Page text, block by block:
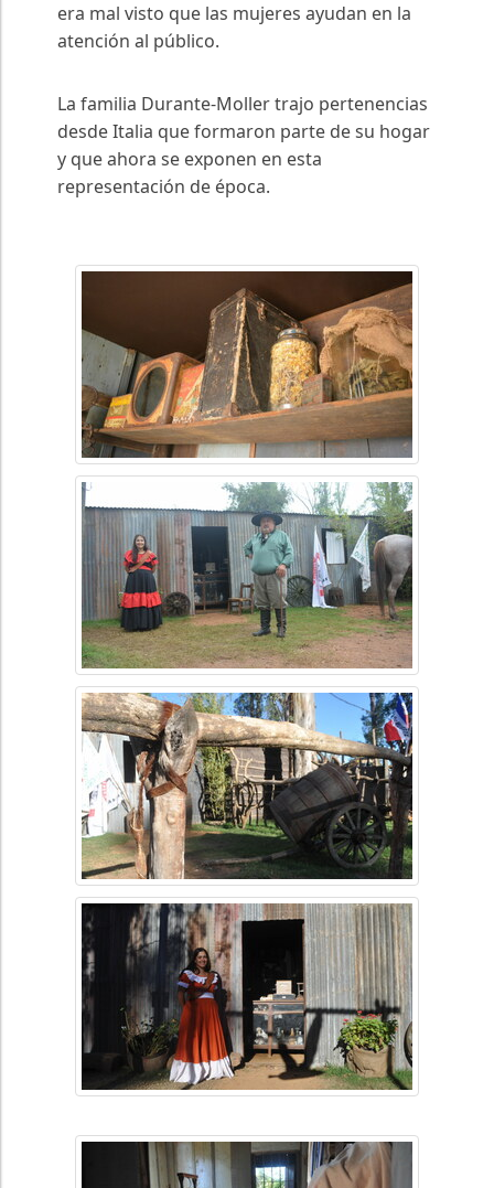
era mal visto que las mujeres ayudan en la
atención al público.
La familia Durante-Moller trajo pertenencias
desde Italia que formaron parte de su hogar
y que ahora se exponen en esta
representación de época.